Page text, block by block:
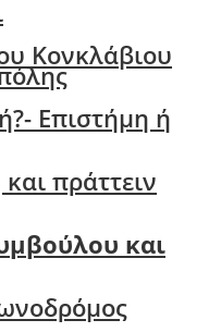
Κονκλάβιου
Επιστήμη ή
πράττειν
και